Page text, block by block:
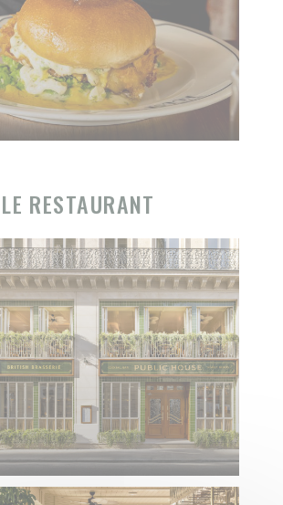
LE RESTAURANT